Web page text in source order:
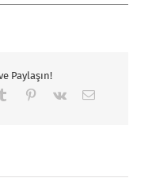
için
Paylaşın!
Tumblr Pinterest
Vk
E-